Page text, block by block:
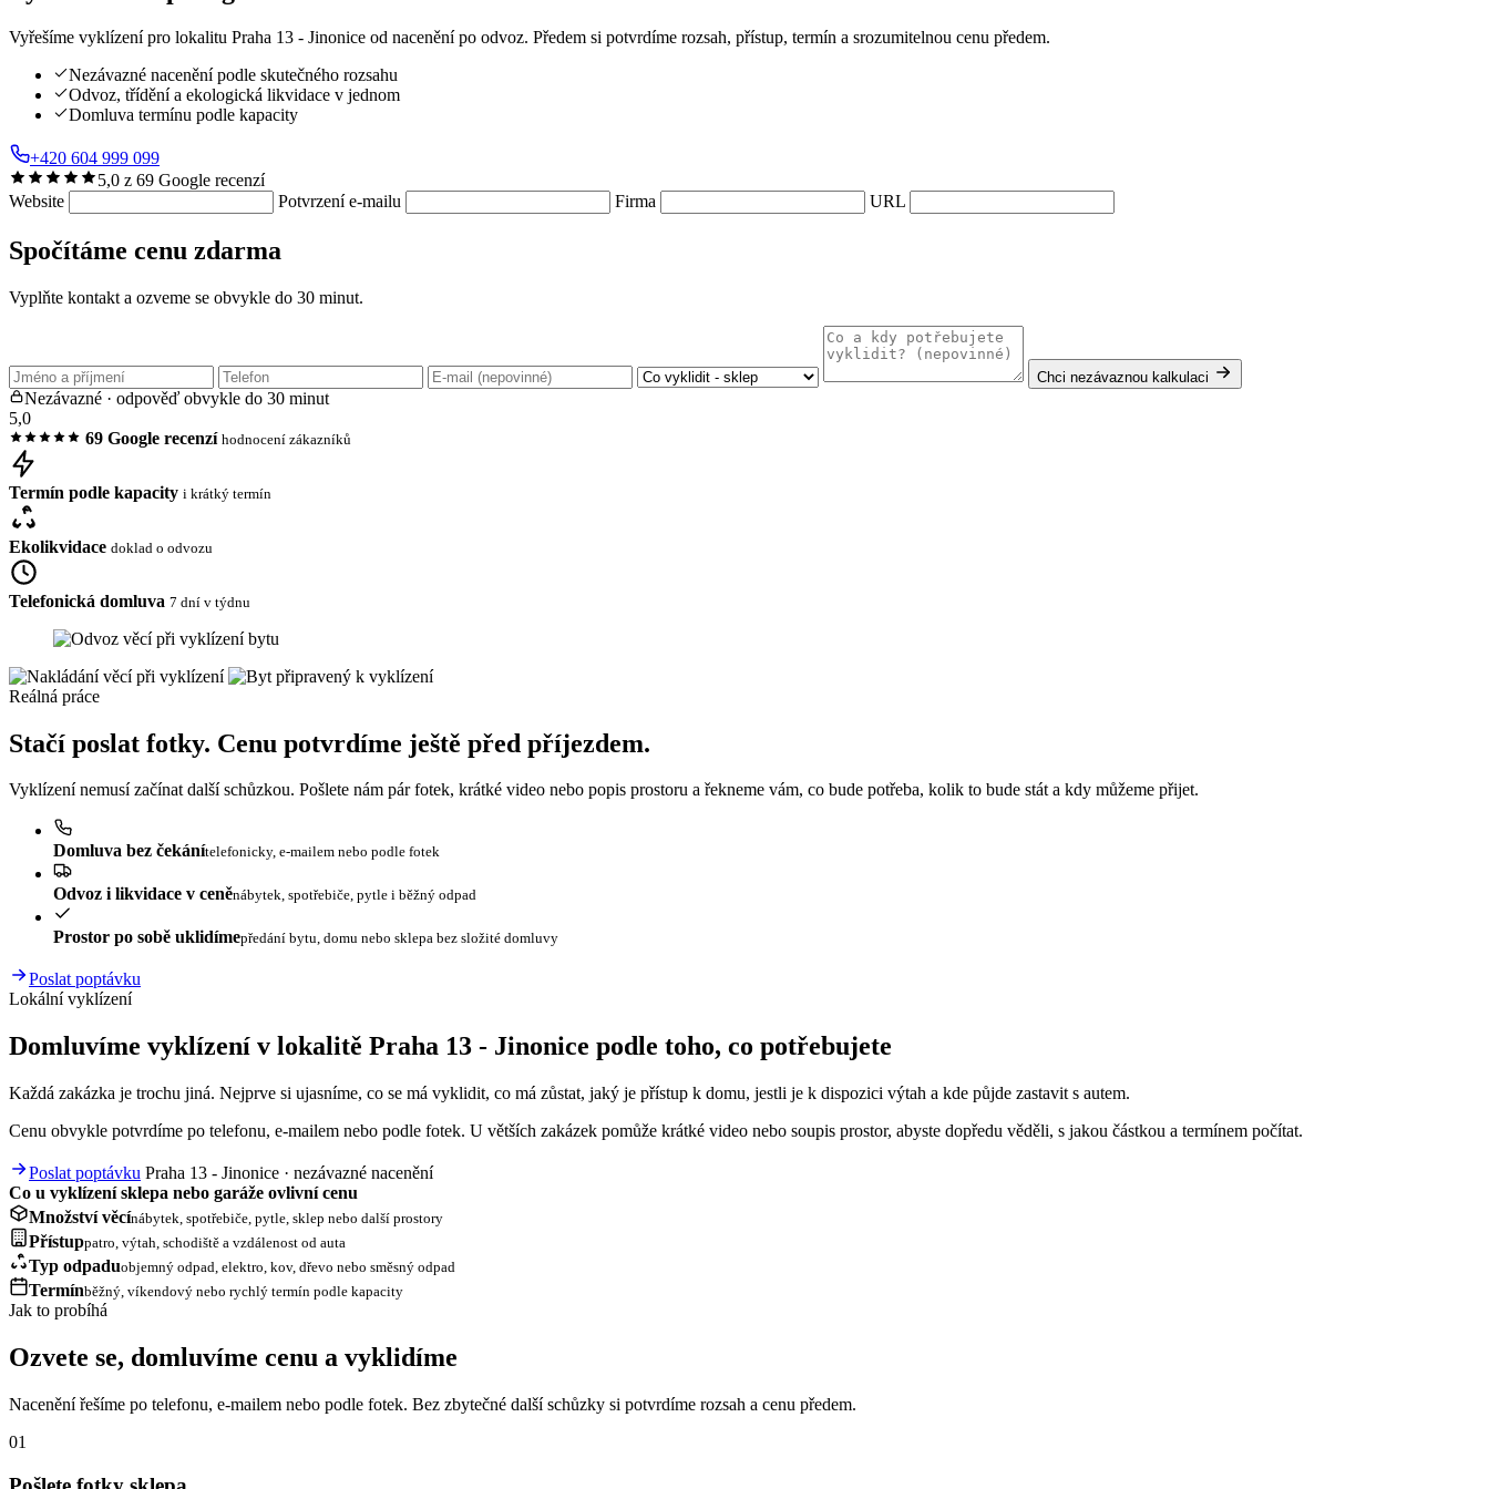
Vyřešíme vyklízení pro lokalitu Praha 13 - Jinonice od nacenění po odvoz. Předem si potvrdíme rozsah, přístup, termín a srozumitelnou cenu předem.
Nezávazné nacenění podle skutečného rozsahu
Odvoz, třídění a ekologická likvidace v jednom
Domluva termínu podle kapacity
+420 604 999 099
5,0 z 69 Google recenzí
Website
Potvrzení e-mailu Firma URL
Spočítáme cenu zdarma
Vyplňte kontakt a ozveme se obvykle do 30 minut.
Chci nezávaznou kalkulaci
Nezávazné · odpověď obvykle do 30 minut
5,0
69 Google recenzí hodnocení zákazníků
Termín podle kapacity i krátký termín
Ekolikvidace doklad o odvozu
Telefonická domluva 7 dní v týdnu
Reálná práce
Stačí poslat fotky. Cenu potvrdíme ještě před příjezdem.
Vyklízení nemusí začínat další schůzkou. Pošlete nám pár fotek, krátké video nebo popis prostoru a řekneme vám, co bude potřeba, kolik to bude stát a kdy můžeme přijet.
Domluva bez čekánítelefonicky, e-mailem nebo podle fotek
Odvoz i likvidace v ceněnábytek, spotřebiče, pytle i běžný odpad
Prostor po sobě uklidímepředání bytu, domu nebo sklepa bez složité domluvy
Poslat poptávku
Lokální vyklízení
Domluvíme vyklízení v lokalitě Praha 13 - Jinonice podle toho, co potřebujete
Každá zakázka je trochu jiná. Nejprve si ujasníme, co se má vyklidit, co má zůstat, jaký je přístup k domu, jestli je k dispozici výtah a kde půjde zastavit s autem.
Cenu obvykle potvrdíme po telefonu, e-mailem nebo podle fotek. U větších zakázek pomůže krátké video nebo soupis prostor, abyste dopředu věděli, s jakou částkou a termínem počítat.
Poslat poptávku Praha 13 - Jinonice · nezávazné nacenění
Co u vyklízení sklepa nebo garáže ovlivní cenu
Množství věcínábytek, spotřebiče, pytle, sklep nebo další prostory
Přístuppatro, výtah, schodiště a vzdálenost od auta
Typ odpaduobjemný odpad, elektro, kov, dřevo nebo směsný odpad
Termínběžný, víkendový nebo rychlý termín podle kapacity
Jak to probíhá
Ozvete se, domluvíme cenu a vyklidíme
Nacenění řešíme po telefonu, e-mailem nebo podle fotek. Bez zbytečné další schůzky si potvrdíme rozsah a cenu předem.
01